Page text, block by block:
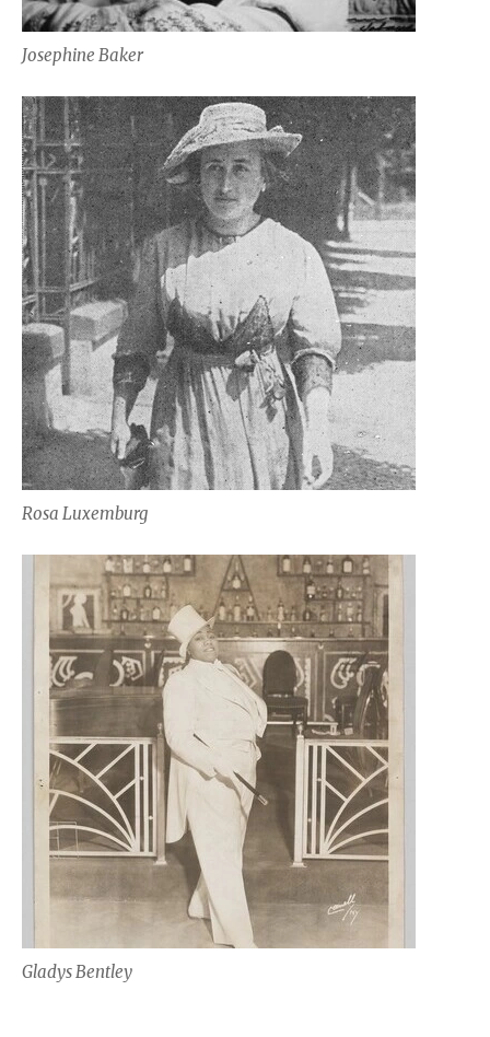
Josephine Baker
Rosa Luxemburg
Gladys Bentley